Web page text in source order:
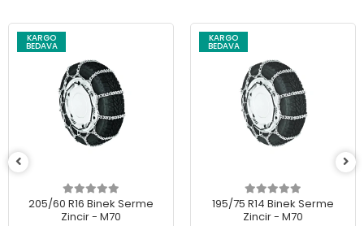
KARGO
BEDAVA
205/60 R16 Binek Serme
Zincir - M70
KARGO
BEDAVA
195/75 R14 Binek Serme
Zincir - M70